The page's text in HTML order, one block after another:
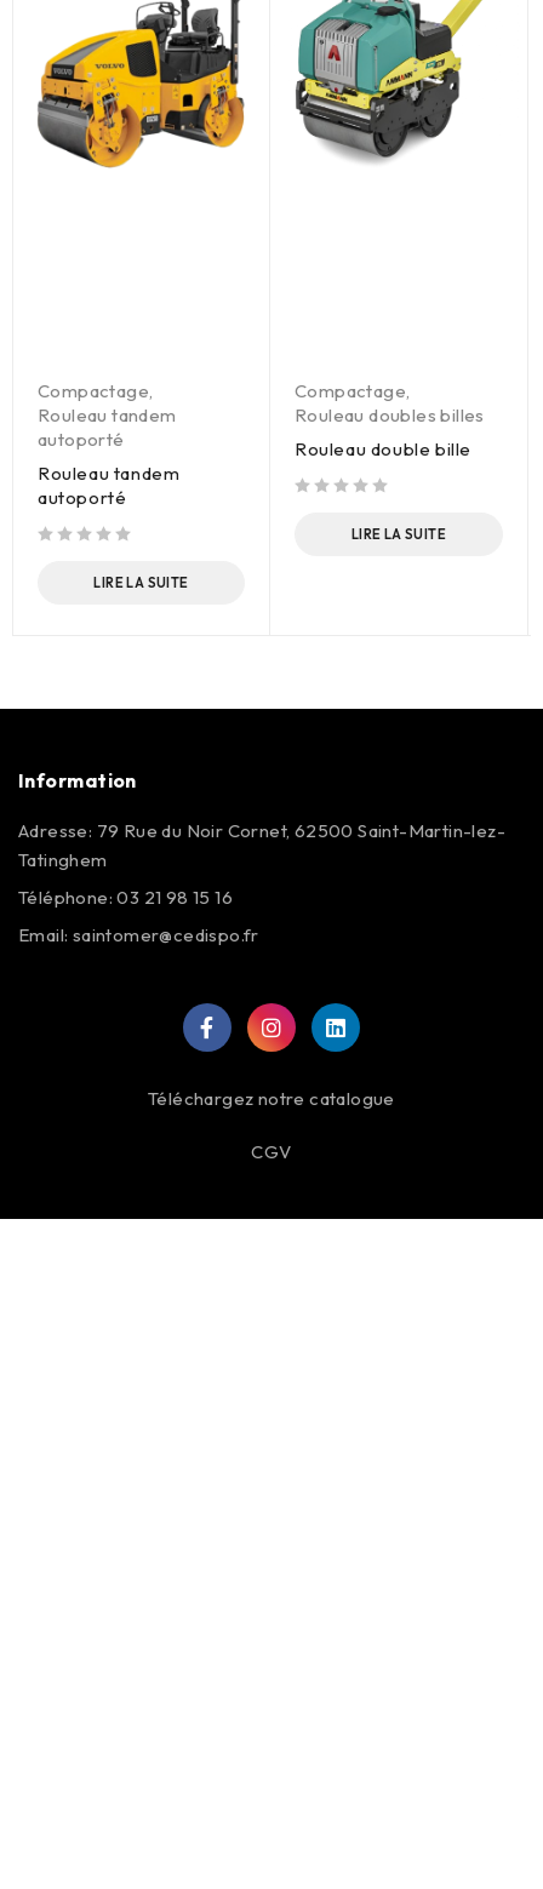
Compactage,
Rouleau tandem
autoporté
Rouleau tandem
autoporté
LIRE LA SUITE
Compactage,
Rouleau doubles billes
Rouleau double bille
LIRE LA SUITE
Information
Adresse: 79 Rue du Noir Cornet, 62500 Saint-Martin-lez-
Tatinghem
Téléphone: 03 21 98 15 16
Email: saintomer@cedispo.fr
Téléchargez notre catalogue
CGV